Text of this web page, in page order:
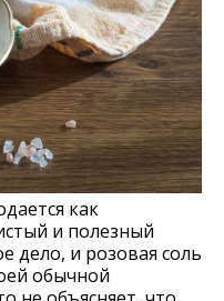
как
и полезный
дело, и розовая соль
обычной